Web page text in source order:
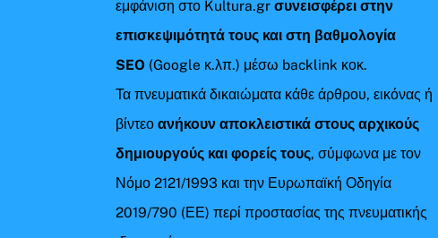
εμφάνιση στο Kultura.gr συνεισφέρει στην
επισκεψιμότητά τους και στη βαθμολογία
SEO (Google κ.λπ.) μέσω backlink κοκ.
Τα πνευματικά δικαιώματα κάθε άρθρου, εικόνας ή
βίντεοανήκουν αποκλειστικά στους αρχικούς
δημιουργούς και φορείς τους, σύμφωνα με τον
Νόμο 2121/1993 και την Ευρωπαϊκή Οδηγία
2019/790 (ΕΕ) περί προστασίας της πνευματικής